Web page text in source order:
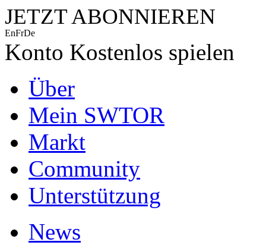
JETZT ABONNIEREN
EnFrDe
Konto Kostenlos spielen
Über
Mein SWTOR
Markt
Community
Unterstützung
News